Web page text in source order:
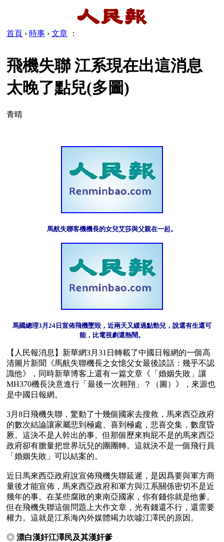
首頁 › 時事 › 文章 ：
飛機失聯 江系現在出這消息
太晚了點兒(多圖)
青晴
馬航失聯客機機長的女兒艾莎與父親在一起。
馬國總理3月24日宣佈飛機墜毀，近兩天又緩過點勁兒，說還有生還可
能，比電視劇還熱鬧。
【人民報消息】新華網3月31日轉載了中國日報網的一個高
清圖片新聞《馬航失聯機長之女憶父女最後談話：幾乎不認
識他》，同時新華博客上還有一篇文章《「婚姻失敗」讓
MH370機長決意進行「最後一次翱翔」？（圖）》，來源也
是中國日報網。
3月8日飛機失聯，驚動了十幾個國家去搜救，馬來西亞政府
的數次結論讓家屬悲到極處、喜到極處，悲喜交集，數度昏
厥。這決不是人幹出的事。但那個歷來狗屁不是的馬來西亞
政府卻有膽量把世界玩兒的團團轉。這就決不是一個飛行員
「婚姻失敗」可以結案的。
近日馬來西亞政府說宣佈飛機失聯延遲，是因爲要與軍方商
量後才能宣佈，馬來西亞政府和軍方與江系關係密切不是近
幾年的事。在某些腐敗的東南亞國家，你有錢你就是他爹。
但在飛機失聯這個問題上大作文章，光有錢還不行，還需要
權力。這就是江系海內外媒體竭力吹噓江澤民的原因。
◎ 漂白漢奸江澤民及其漢奸爹